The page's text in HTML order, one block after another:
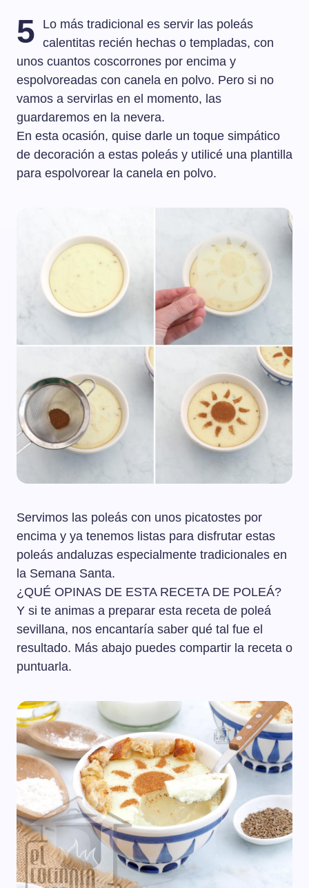
5
Lo más tradicional es servir las poleás
calentitas recién hechas o templadas, con
unos cuantos coscorrones por encima y
espolvoreadas con canela en polvo. Pero si no
vamos a servirlas en el momento, las
guardaremos en la nevera.
En esta ocasión, quise darle un toque simpático
de decoración a estas poleás y utilicé una plantilla
para espolvorear la canela en polvo.
Servimos las poleás con unos picatostes por
encima y ya tenemos listas para disfrutar estas
poleás andaluzas especialmente tradicionales en
la Semana Santa.
¿QUÉ OPINAS DE ESTA RECETA DE POLEÁ?
Y si te animas a preparar esta receta de poleá
sevillana, nos encantaría saber qué tal fue el
resultado. Más abajo puedes compartir la receta o
puntuarla.